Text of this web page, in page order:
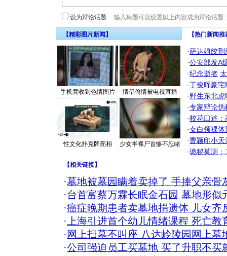
设为辩论话题
【精彩图片新闻】
手机竟收到色情图片 情侣偷情被电视直播
性文化扑克牌亮相 少女半裸尸首惨不忍睹
【热门新闻
·萨达姆绞刑
·公安部发A
·纪念逝者
·丁俊晖豪
·野生东北
·专家辩论伪
·校花口述：
·女白领祼体
·曹颖印小天
·诡秘莫测：
【相关链接】
·墓地被墓园瞒着卖掉了 手捧父亲骨
·台首富蔡万霖长眠金石园 墓地形似
·癌症晚期患者卖墓地捐遗体 儿女齐
· 上海引进首个幼儿情绪课程 死亡教
· 网上扫墓不叫座 八达岭陵园网上墓
·公司强迫员工买墓地 买了升职不买